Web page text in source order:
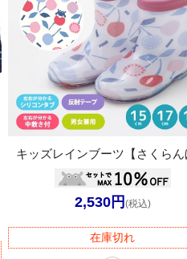
キッズレインブーツ【さくらん
2,530円 (税込)
在庫切れ